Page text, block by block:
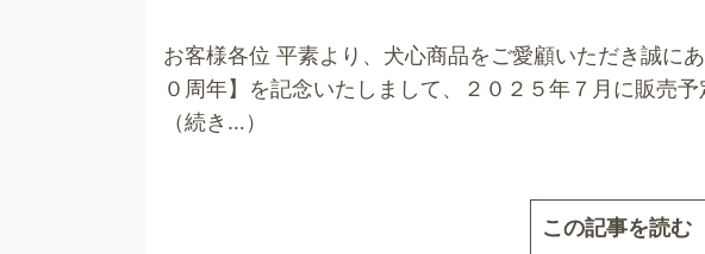
お客様各位 平素より、犬心商品をご愛顧いただき誠
０周年】を記念いたしまして、２０２５年７月に販
（続き…）
この記事を読む